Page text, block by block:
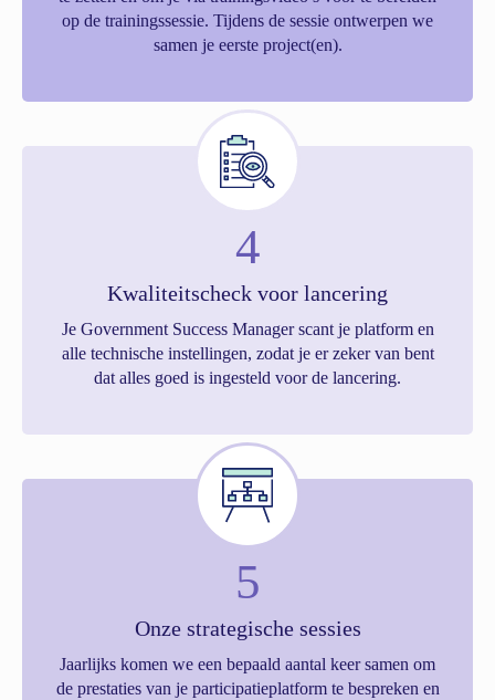
op de trainingssessie. Tijdens de sessie ontwerpen we
samen je eerste project(en).
4
Kwaliteitscheck voor lancering
Je Government Success Manager scant je platform en
alle technische instellingen, zodat je er zeker van bent
dat alles goed is ingesteld voor de lancering.
5
Onze strategische sessies
Jaarlijks komen we een bepaald aantal keer samen om
de prestaties van je participatieplatform te bespreken en